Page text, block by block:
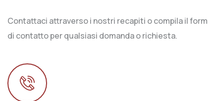
Contattaci attraverso i nostri recapiti o compila il form
di contatto per qualsiasi domanda o richiesta.